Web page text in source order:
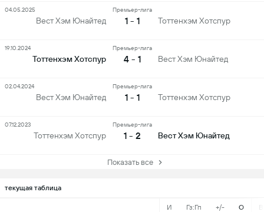
текущая таблица
И Гз:Гп +/- О В
Вест Хэм Юнайтед
Премьер-лига
1 - 1 Тоттенхэм Хотспур
04.05.2025
Тоттенхэм Хотспур
Премьер-лига
4 - 1 Вест Хэм Юнайтед
19.10.2024
Вест Хэм Юнайтед
Премьер-лига
1 - 1 Тоттенхэм Хотспур
02.04.2024
Тоттенхэм Хотспур
Премьер-лига
1 - 2 Вест Хэм Юнайтед
07.12.2023
Показать все